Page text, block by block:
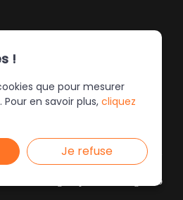
Turing Web
!
que pour mesurer
en savoir plus, cliquez
Je refuse